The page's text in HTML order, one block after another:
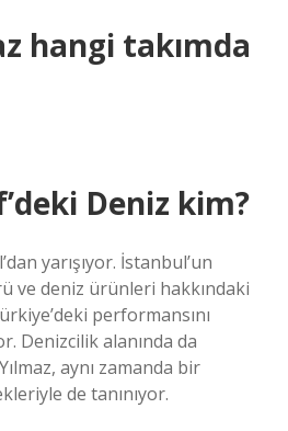
hangi takımda
Deniz kim?
yarışıyor. İstanbul’un
ve deniz ürünleri hakkındaki
performansını
Denizcilik alanında da
aynı zamanda bir
de tanınıyor.